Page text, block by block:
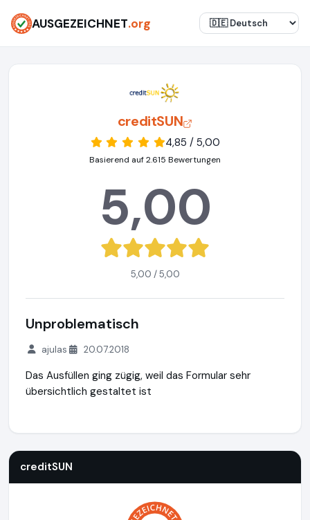
AUSGEZEICHNET.org
creditSUN
4,85 / 5,00
Basierend auf 2.615 Bewertungen
5,00
5,00 / 5,00
Unproblematisch
ajulas 20.07.2018
Das Ausfüllen ging zügig, weil das Formular sehr
übersichtlich gestaltet ist
creditSUN